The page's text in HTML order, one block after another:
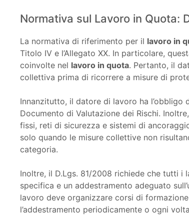
Normativa sul Lavoro in Quota:
La normativa di riferimento per il lavoro in
Titolo IV e l’Allegato XX. In particolare,
coinvolte nel lavoro in quota. Pertanto, il
collettiva prima di ricorrere a misure di
Innanzitutto, il datore di lavoro ha l’obbligo
Documento di Valutazione dei Rischi.
fissi, reti di sicurezza e sistemi di
solo quando le misure collettive non
categoria.
Inoltre, il D.Lgs. 81/2008 richiede che tutti i
specifica e un addestramento adeguato
lavoro deve organizzare corsi di
l’addestramento periodicamente o ogni